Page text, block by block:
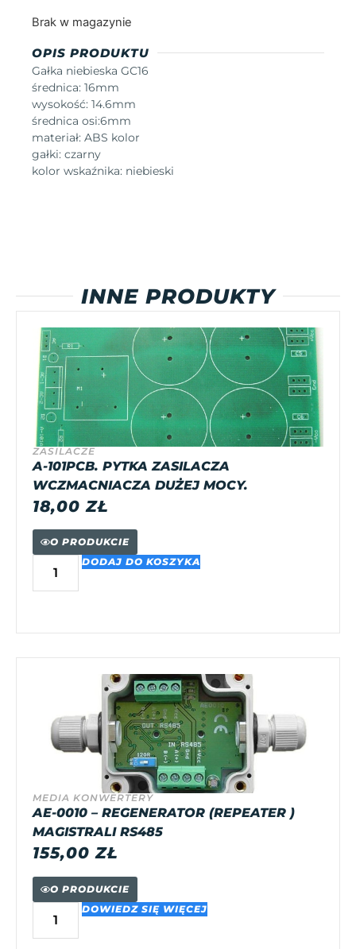
Brak w magazynie
OPIS PRODUKTU
Gałka niebieska GC16
średnica: 16mm
wysokość: 14.6mm
średnica osi:6mm
materiał: ABS kolor
gałki: czarny
kolor wskaźnika: niebieski
INNE PRODUKTY
ZASILACZE
A-101PCB. PYTKA ZASILACZA
WCZMACNIACZA DUŻEJ MOCY.
18,00ZŁ
O PRODUKCIE
DODAJ DO KOSZYKA
MEDIA KONWERTERY
AE-0010 – REGENERATOR (REPEATER )
MAGISTRALI RS485
155,00ZŁ
O PRODUKCIE
DOWIEDZ SIĘ WIĘCEJ